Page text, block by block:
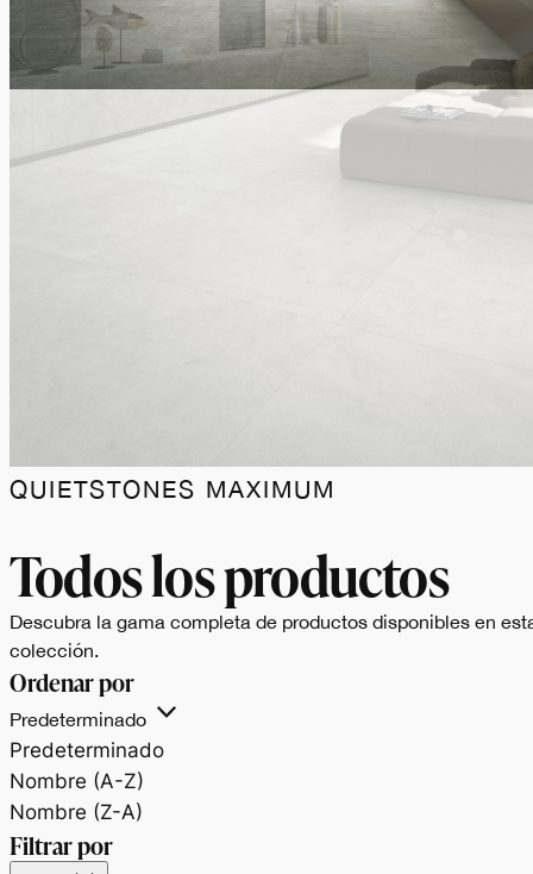
QUIETSTONES MAXIMUM
Cromie naturali e
finiture tattili ideali
per progetti di
sofisticata armonia.
Todos los productos
Descubra la gama completa de productos disponibles en
colección.
Ordenar por
Predeterminado
Predeterminado
Nombre (A-Z)
Nombre (Z-A)
Filtrar por